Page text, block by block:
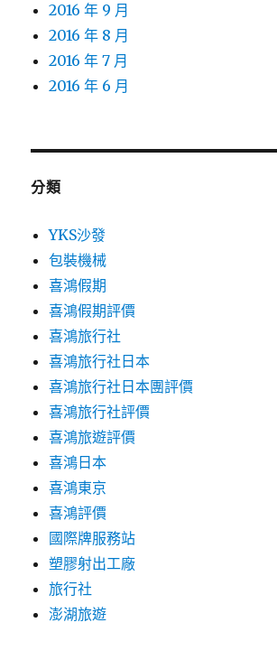
2016 年 9 月
2016 年 8 月
2016 年 7 月
2016 年 6 月
分類
YKS沙發
包裝機械
喜鴻假期
喜鴻假期評價
喜鴻旅行社
喜鴻旅行社日本
喜鴻旅行社日本團評價
喜鴻旅行社評價
喜鴻旅遊評價
喜鴻日本
喜鴻東京
喜鴻評價
國際牌服務站
塑膠射出工廠
旅行社
澎湖旅遊